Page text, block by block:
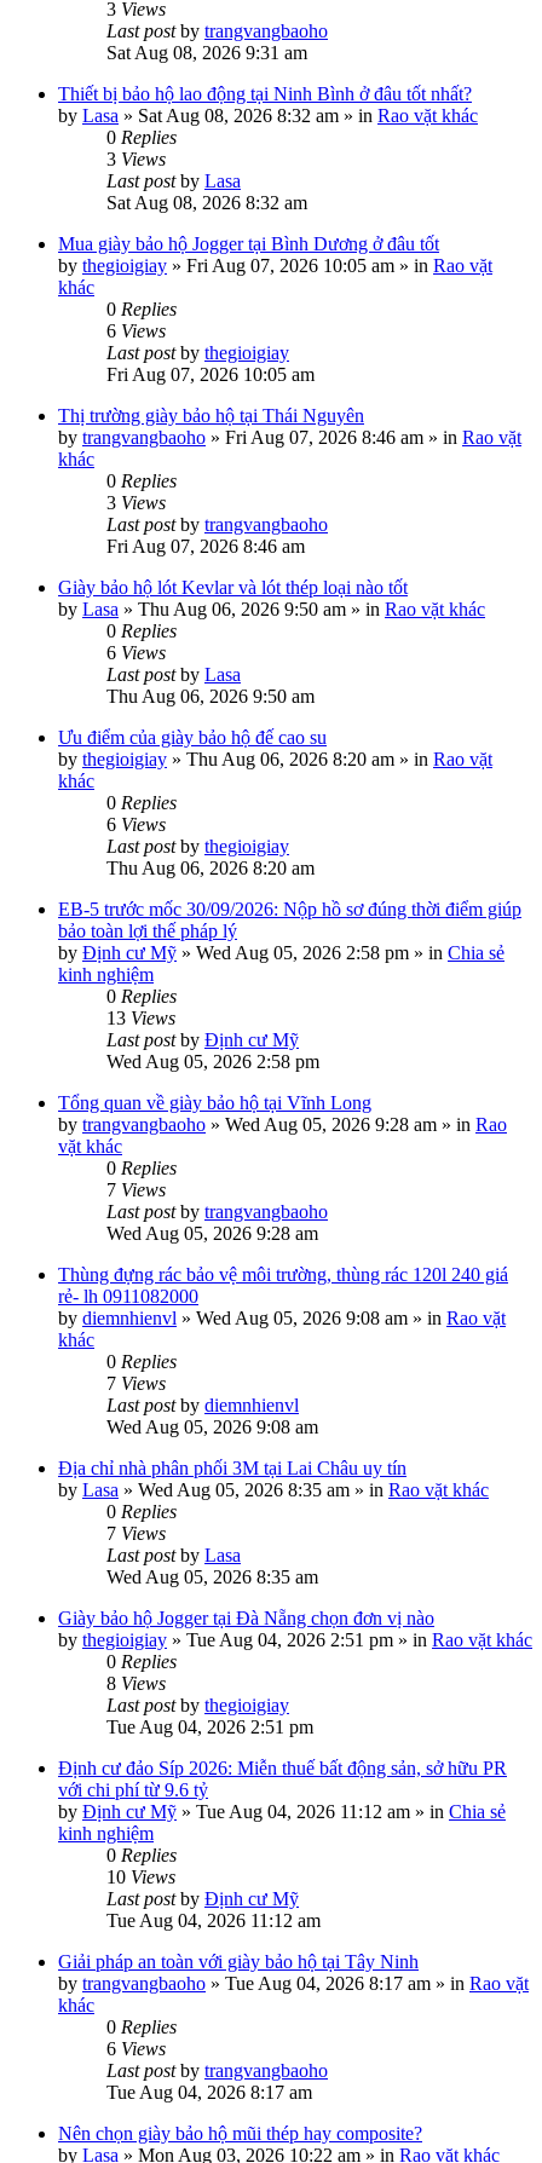
3 Views
Last postby trangvangbaoho
Sat Aug 08, 2026 9:31 am
Thiết bị bảo hộ lao động tại Ninh Bình ở đâu tốt nhất?
by Lasa » Sat Aug 08, 2026 8:32 am » in Rao vặt khác
0 Replies
3 Views
Last postby Lasa
Sat Aug 08, 2026 8:32 am
Mua giày bảo hộ Jogger tại Bình Dương ở đâu tốt
by thegioigiay » Fri Aug 07, 2026 10:05 am » in Rao vặt
khác
0 Replies
6 Views
Last postby thegioigiay
Fri Aug 07, 2026 10:05 am
Thị trường giày bảo hộ tại Thái Nguyên
by trangvangbaoho » Fri Aug 07, 2026 8:46 am » in Rao vặt
khác
0 Replies
3 Views
Last postby trangvangbaoho
Fri Aug 07, 2026 8:46 am
Giày bảo hộ lót Kevlar và lót thép loại nào tốt
by Lasa » Thu Aug 06, 2026 9:50 am » in Rao vặt khác
0 Replies
6 Views
Last postby Lasa
Thu Aug 06, 2026 9:50 am
Ưu điểm của giày bảo hộ đế cao su
by thegioigiay » Thu Aug 06, 2026 8:20 am » in Rao vặt
khác
0 Replies
6 Views
Last postby thegioigiay
Thu Aug 06, 2026 8:20 am
EB-5 trước mốc 30/09/2026: Nộp hồ sơ đúng thời điểm giúp
bảo toàn lợi thế pháp lý
by Định cư Mỹ » Wed Aug 05, 2026 2:58 pm » in Chia sẻ
kinh nghiệm
0 Replies
13 Views
Last postby Định cư Mỹ
Wed Aug 05, 2026 2:58 pm
Tổng quan về giày bảo hộ tại Vĩnh Long
by trangvangbaoho » Wed Aug 05, 2026 9:28 am » in Rao
vặt khác
0 Replies
7 Views
Last postby trangvangbaoho
Wed Aug 05, 2026 9:28 am
Thùng đựng rác bảo vệ môi trường, thùng rác 120l 240 giá
rẻ- lh 0911082000
by diemnhienvl » Wed Aug 05, 2026 9:08 am » in Rao vặt
khác
0 Replies
7 Views
Last postby diemnhienvl
Wed Aug 05, 2026 9:08 am
Địa chỉ nhà phân phối 3M tại Lai Châu uy tín
by Lasa » Wed Aug 05, 2026 8:35 am » in Rao vặt khác
0 Replies
7 Views
Last postby Lasa
Wed Aug 05, 2026 8:35 am
Giày bảo hộ Jogger tại Đà Nẵng chọn đơn vị nào
by thegioigiay » Tue Aug 04, 2026 2:51 pm » in Rao vặt khác
0 Replies
8 Views
Last postby thegioigiay
Tue Aug 04, 2026 2:51 pm
Định cư đảo Síp 2026: Miễn thuế bất động sản, sở hữu PR
với chi phí từ 9.6 tỷ
by Định cư Mỹ » Tue Aug 04, 2026 11:12 am » in Chia sẻ
kinh nghiệm
0 Replies
10 Views
Last postby Định cư Mỹ
Tue Aug 04, 2026 11:12 am
Giải pháp an toàn với giày bảo hộ tại Tây Ninh
by trangvangbaoho » Tue Aug 04, 2026 8:17 am » in Rao vặt
khác
0 Replies
6 Views
Last postby trangvangbaoho
Tue Aug 04, 2026 8:17 am
Nên chọn giày bảo hộ mũi thép hay composite?
by Lasa » Mon Aug 03, 2026 10:22 am » in Rao vặt khác